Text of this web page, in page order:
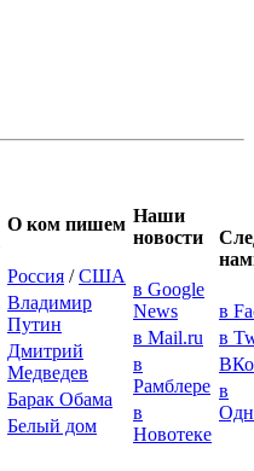
О ком пишем
Россия /США
Владимир
Путин
Дмитрий
Медведев
Барак Обама
Белый дом
Наши
новости
в Google
News
в Mail.ru
в
Рамблере
в
Новотеке
в
в
в